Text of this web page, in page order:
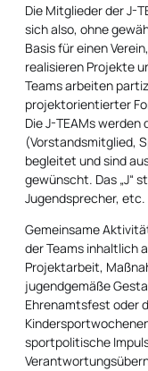
Die Mitglieder derJ-
sich also, ohne
Basis für einen
realisieren Projekte
Teams arbeiten
projektorientierter
Die J-TEAMs
(Vorstandsmitglied,
begleitet und sind
gewünscht. Das „J“
Jugendsprecher, etc.
Gemeinsame
der Teams inhaltlich
Projektarbeit,
jugendgemäße
Ehrenamtsfest oder
sportpolitische